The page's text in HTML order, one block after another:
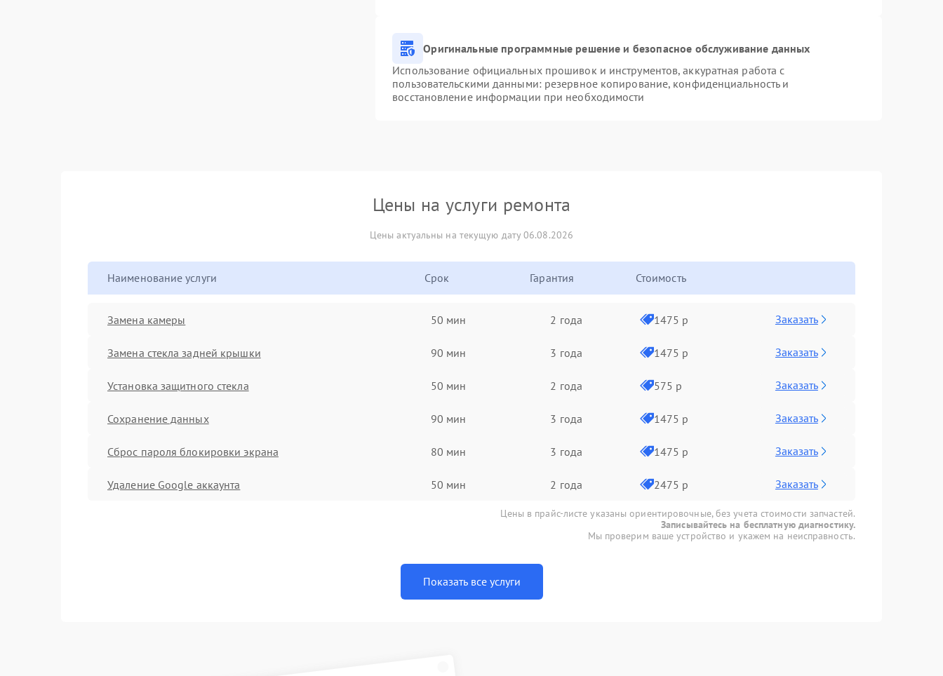
Оригинальные программные решение и безопасное обслуживание данных
Использование официальных прошивок и инструментов, аккуратная работа с
пользовательскими данными: резервное копирование, конфиденциальность и
восстановление информации при необходимости
Цены на услуги ремонта
Цены актуальны на текущую дату 06.08.2026
Наименование услуги Срок Гарантия Стоимость
Замена камеры 50 мин 2 года 1475 р Заказать
Замена стекла задней крышки 90 мин 3 года 1475 р Заказать
Установка защитного стекла 50 мин 2 года 575 р Заказать
Сохранение данных 90 мин 3 года 1475 р Заказать
Сброс пароля блокировки экрана 80 мин 3 года 1475 р Заказать
Удаление Google аккаунта 50 мин 2 года 2475 р Заказать
Цены в прайс-листе указаны ориентировочные, без учета стоимости запчастей.
Записывайтесь на бесплатную диагностику.
Мы проверим ваше устройство и укажем на неисправность.
Показать все услуги